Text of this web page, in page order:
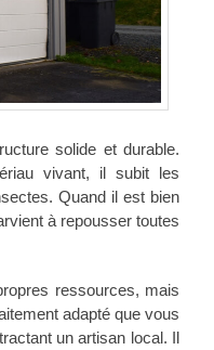
solide et durable.
vivant, il subit les
Quand il est bien
à repousser toutes
ressources, mais
adapté que vous
un artisan local. Il